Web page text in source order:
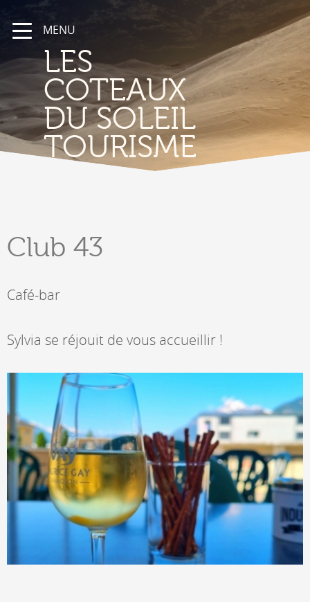
MENU
LES
COTEAUX
DU SOLEIL
TOURISME
Club 43
Café-bar
Sylvia se réjouit de vous accueillir !